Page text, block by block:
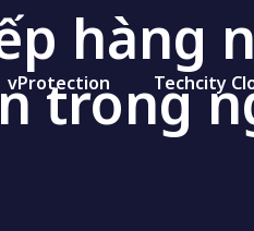
vProtection Techcity
hàng
trong